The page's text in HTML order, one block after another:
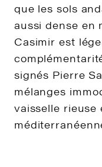
que les sols
aussi dense en
Casimir est
signés Pierre
mélanges
vaisselle rieuse